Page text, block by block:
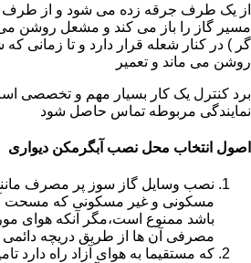
از یک طرف جرقه زده می شود و از طرف
مسیر گاز را باز می کند و مشعل روشن می
گر ) در کنار شعله قرار دارد و تا زمانی
روشن می ماند و تعمیر
برد کنترل یک کار بسیار مهم و تخصصی
نمایندگی مربوطه تماس حاصل شود
اصول انتخاب محل نصب آبگرمکن دیواری
نصب وسایل گاز سوز پر مصرف
باشد ممنوع است،مگر آنکه هوای
مصرفی آن ها از طریق دریچه دائمی
که مستقیما به هوای آزاد راه دارد